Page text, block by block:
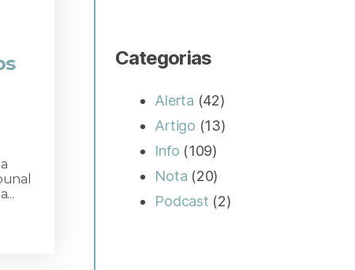
Categorias
Alerta (42)
Artigo (13)
Info (109)
Nota (20)
Podcast (2)